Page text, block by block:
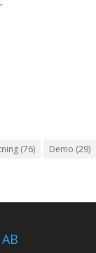
(76) Demo (29)